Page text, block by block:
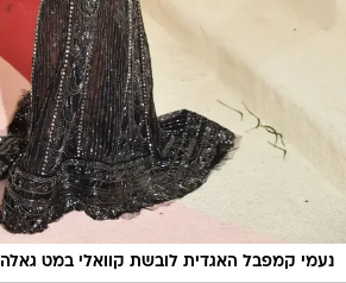
נעמי קמפבל האגדית לובשת קוואלי במט גאלה 2016